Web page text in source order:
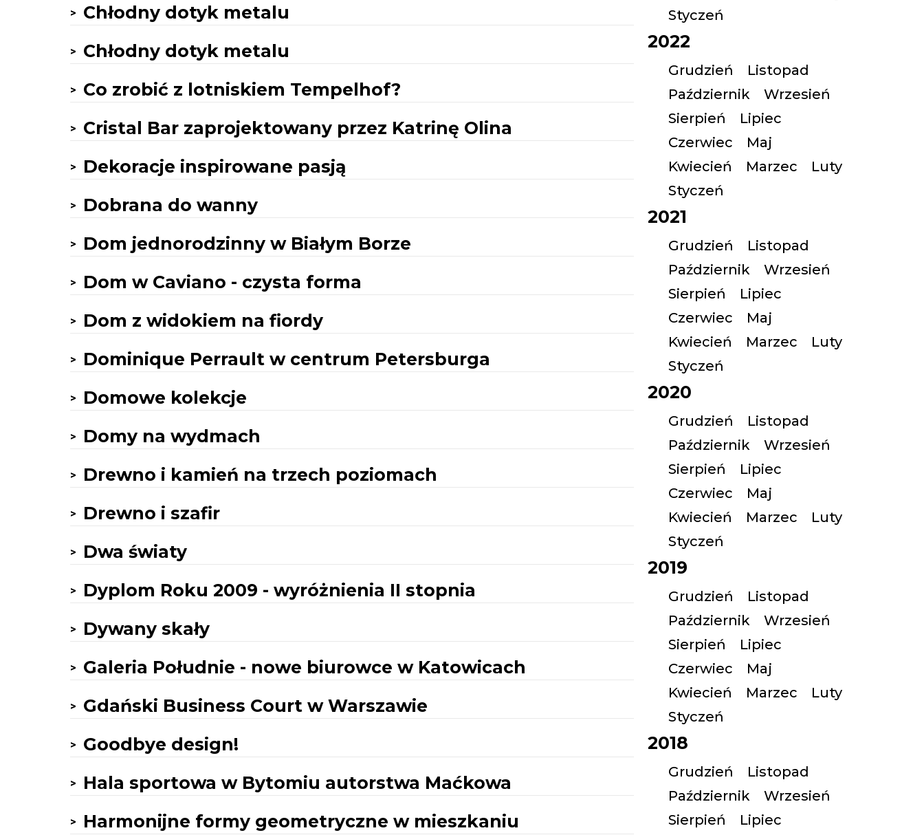
Chłodny dotyk metalu
Chłodny dotyk metalu
Co zrobić z lotniskiem Tempelhof?
Cristal Bar zaprojektowany przez Katrinę Olina
Dekoracje inspirowane pasją
Dobrana do wanny
Dom jednorodzinny w Białym Borze
Dom w Caviano - czysta forma
Dom z widokiem na fiordy
Dominique Perrault w centrum Petersburga
Domowe kolekcje
Domy na wydmach
Drewno i kamień na trzech poziomach
Drewno i szafir
Dwa światy
Dyplom Roku 2009 - wyróżnienia II stopnia
Dywany skały
Galeria Południe - nowe biurowce w Katowicach
Gdański Business Court w Warszawie
Goodbye design!
Hala sportowa w Bytomiu autorstwa Maćkowa
Harmonijne formy geometryczne w mieszkaniu
Styczeń
2022
Grudzień
Listopad
Październik
Wrzesień
Sierpień
Lipiec
Czerwiec
Maj
Kwiecień
Marzec
Luty
Styczeń
2021
Grudzień
Listopad
Październik
Wrzesień
Sierpień
Lipiec
Czerwiec
Maj
Kwiecień
Marzec
Luty
Styczeń
2020
Grudzień
Listopad
Październik
Wrzesień
Sierpień
Lipiec
Czerwiec
Maj
Kwiecień
Marzec
Luty
Styczeń
2019
Grudzień
Listopad
Październik
Wrzesień
Sierpień
Lipiec
Czerwiec
Maj
Kwiecień
Marzec
Luty
Styczeń
2018
Grudzień
Listopad
Październik
Wrzesień
Sierpień
Lipiec